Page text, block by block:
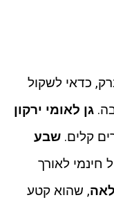
כדאי לשקול
גן לאומי ירקון
קלים. שבע
חינמי לאורך
, שהוא קטע